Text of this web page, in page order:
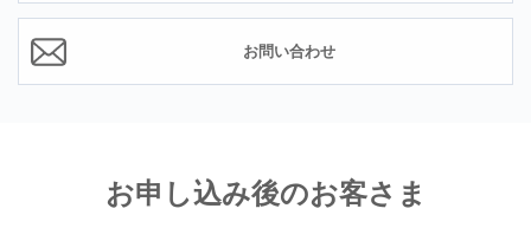
お問い合わせ
お申し込み後のお客さま